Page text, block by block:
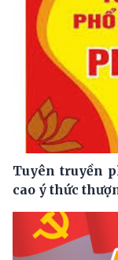
Tuyên truyền
cao ý thức